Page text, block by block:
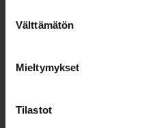
valinta
Välttämätön
Mieltymykset
Tilastot